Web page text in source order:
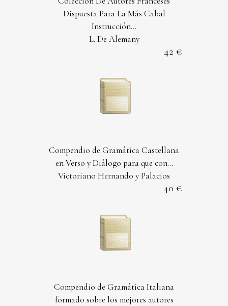
Dispuesta Para La Más Cabal
Instrucción...
L. De Alemany
42
Compendio de Gramática Castellana
en Verso y Diálogo para que con...
Victoriano Hernando y Palacios
40
Compendio de Gramática Italiana
formado sobre los mejores autores